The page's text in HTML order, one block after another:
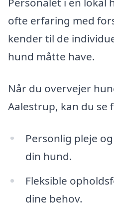
ofte erfaring med
kender til de
hund måtte have.
Når du overvejer
Aalestrup, kan du se
Personlig pleje
din hund.
Fleksible
dine behov.